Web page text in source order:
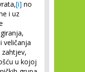
[i] no
i uz
veličanja
zahtjev,
u kojoj